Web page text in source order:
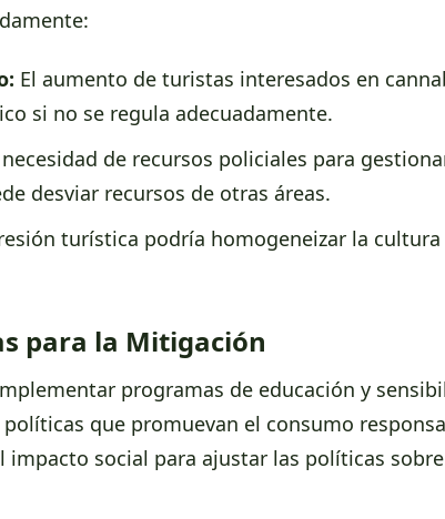
El aumento de turistas interesados en
si no se regula adecuadamente.
necesidad de recursos policiales para
desviar recursos de otras áreas.
turística podría homogeneizar la
para la Mitigación
programas de educación y
que promuevan el consumo
impacto social para ajustar las políticas